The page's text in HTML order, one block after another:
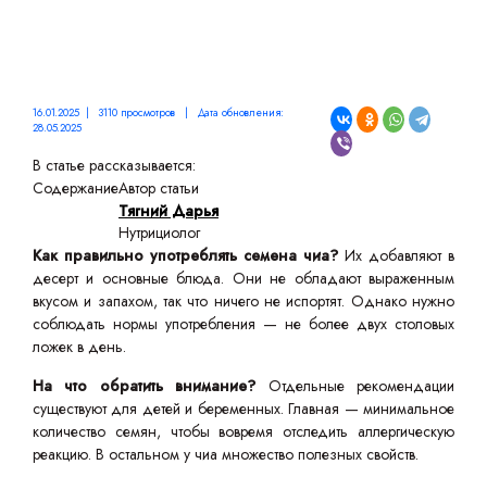
16.01.2025 | 3110 просмотров | Дата обновления:
28.05.2025
В статье рассказывается:
СодержаниеАвтор статьи
Тягний Дарья
Нутрициолог
Как правильно употреблять семена чиа? Их добавляют в
десерт и основные блюда. Они не обладают выраженным
вкусом и запахом, так что ничего не испортят. Однако нужно
соблюдать нормы употребления — не более двух столовых
ложек в день.
На что обратить внимание? Отдельные рекомендации
существуют для детей и беременных. Главная — минимальное
количество семян, чтобы вовремя отследить аллергическую
реакцию. В остальном у чиа множество полезных свойств.